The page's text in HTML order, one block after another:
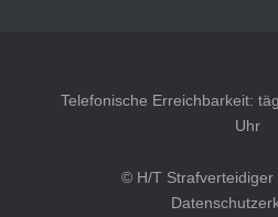
Telefonische Erreichbarkeit:
Uhr
© H/T Strafverteidiger